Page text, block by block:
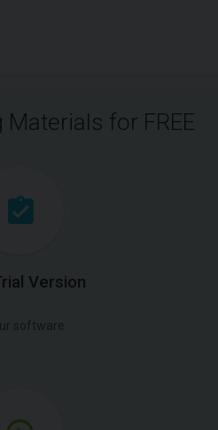
Materials for FREE
Version
software.